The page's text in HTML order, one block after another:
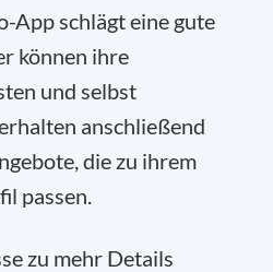
App schlägt eine gute
können ihre
und selbst
anschließend
die zu ihrem
passen.
zu mehr Details